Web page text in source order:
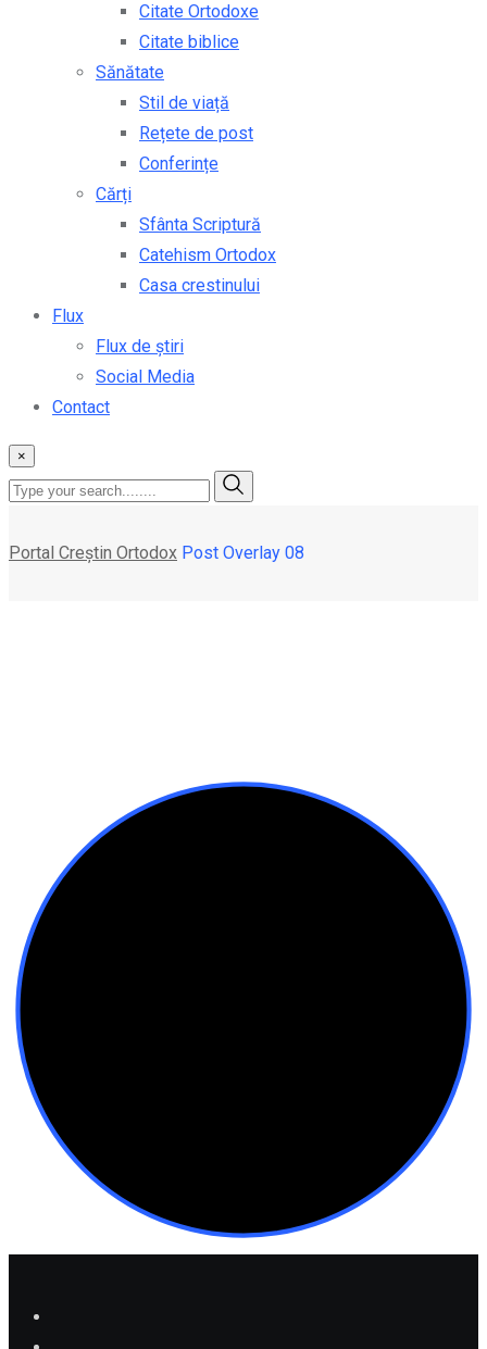
Citate Ortodoxe
Citate biblice
Sănătate
Stil de viață
Rețete de post
Conferințe
Cărți
Sfânta Scriptură
Catehism Ortodox
Casa crestinului
Flux
Flux de știri
Social Media
Contact
×
Portal Creștin Ortodox Post Overlay 08